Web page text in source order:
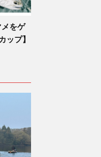
をゲ
ップ】